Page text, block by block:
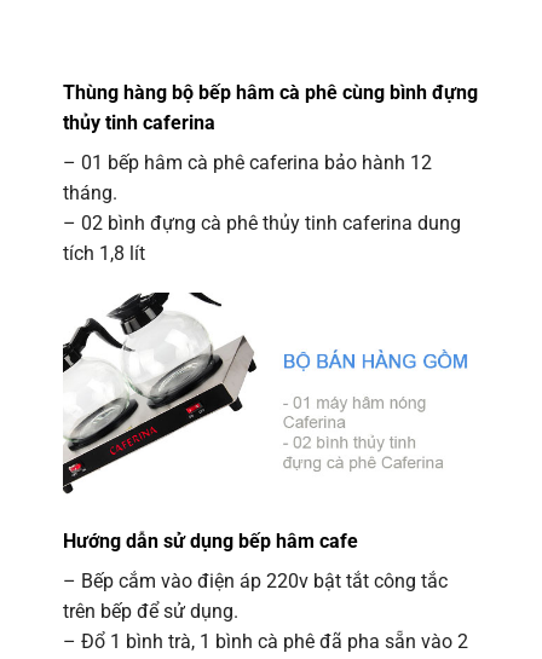
Thùng hàng bộ bếp hâm cà phê cùng bình đựng
thủy tinh caferina
– 01 bếp hâm cà phê caferina bảo hành 12
tháng.
– 02 bình đựng cà phê thủy tinh caferina dung
tích 1,8 lít
Hướng dẫn sử dụng bếp hâm cafe
– Bếp cắm vào điện áp 220v bật tắt công tắc
trên bếp để sử dụng.
– Đổ 1 bình trà, 1 bình cà phê đã pha sẵn vào 2